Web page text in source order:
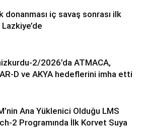
donanması iç savaş sonrası ilk
2/2026’da ATMACA,
D ve AKYA hedeflerini imha etti
Ana Yüklenici Olduğu LMS
2 Programında İlk Korvet Suya